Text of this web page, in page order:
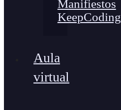
Manifiestos
KeepCoding
Aula
virtual